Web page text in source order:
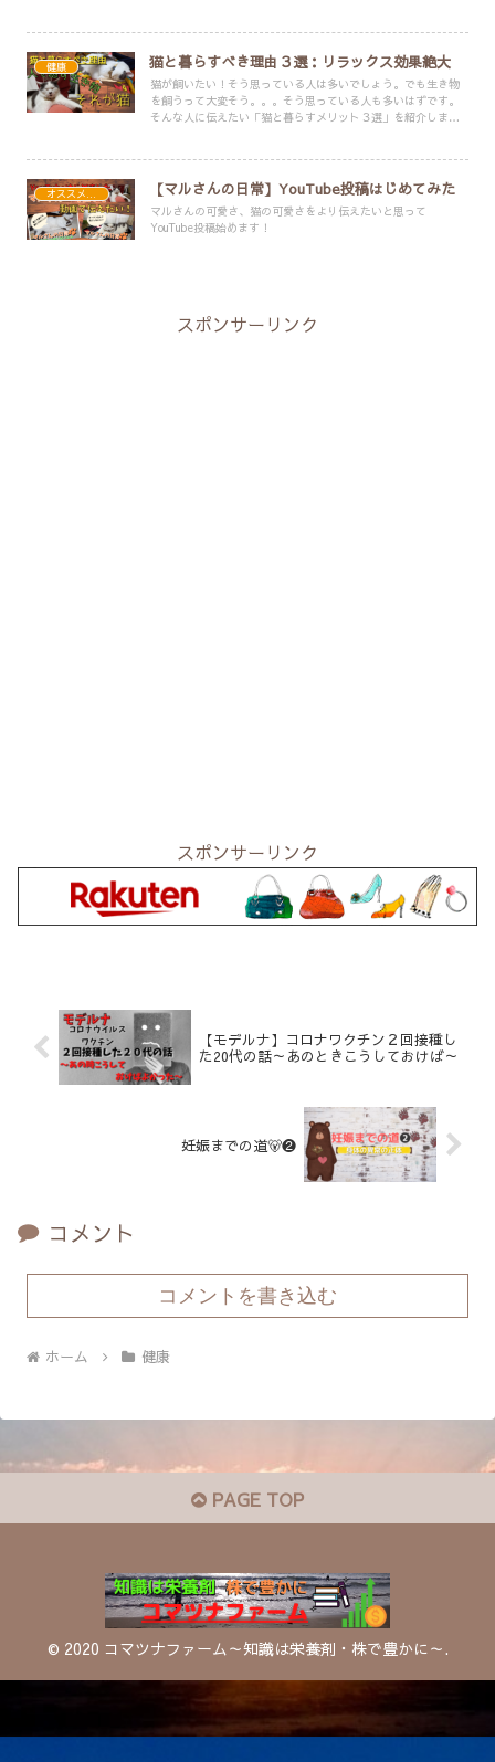
健康 猫と暮らすべき理由３選：リラックス効果絶大
猫が飼いたい！そう思っている人は多いでしょう。でも生き物
を飼うって大変そう。。。そう思っている人も多いはずです。
そんな人に伝えたい「猫と暮らすメリット３選」を紹介しま
【マルさんの日常】YouTube投稿はじめてみた
マルさんの可愛さ、猫の可愛さをより伝えたいと思って
YouTube投稿始めます！
スポンサーリンク
スポンサーリンク
【モデルナ】コロナワクチン２回接種し
た20代の話～あのときこうしておけば～
妊娠までの道🐻❷
コメント
コメントを書き込む
ホーム 健康
PAGE TOP
© 2020 コマツナファーム～知識は栄養剤・株で豊かに～.